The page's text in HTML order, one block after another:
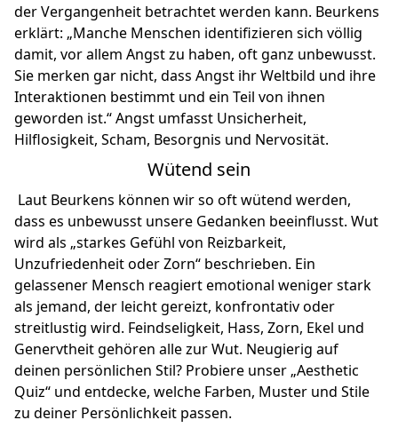
der Vergangenheit betrachtet werden kann. Beurkens
erklärt: „Manche Menschen identifizieren sich völlig
damit, vor allem Angst zu haben, oft ganz unbewusst.
Sie merken gar nicht, dass Angst ihr Weltbild und ihre
Interaktionen bestimmt und ein Teil von ihnen
geworden ist.“ Angst umfasst Unsicherheit,
Hilflosigkeit, Scham, Besorgnis und Nervosität.
Wütend sein
Laut Beurkens können wir so oft wütend werden,
dass es unbewusst unsere Gedanken beeinflusst. Wut
wird als „starkes Gefühl von Reizbarkeit,
Unzufriedenheit oder Zorn“ beschrieben. Ein
gelassener Mensch reagiert emotional weniger stark
als jemand, der leicht gereizt, konfrontativ oder
streitlustig wird. Feindseligkeit, Hass, Zorn, Ekel und
Genervtheit gehören alle zur Wut. Neugierig auf
deinen persönlichen Stil? Probiere unser „Aesthetic
Quiz“ und entdecke, welche Farben, Muster und Stile
zu deiner Persönlichkeit passen.